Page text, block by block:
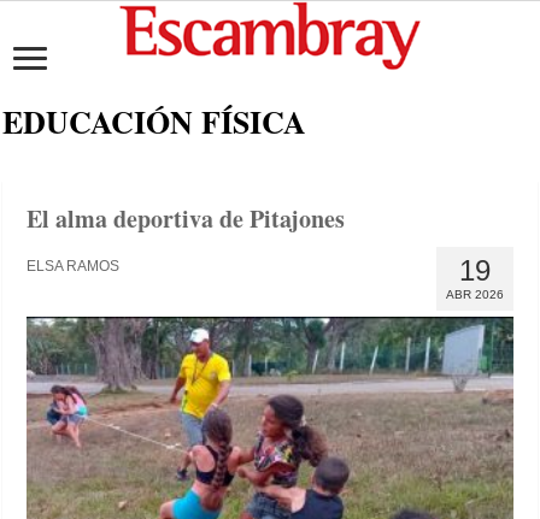
EDUCACIÓN FÍSICA
El alma deportiva de Pitajones
19
ABR 2026
ELSA RAMOS